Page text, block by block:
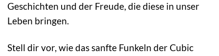
Geschichten und der Freude, die diese in unser
Leben bringen.
Stell dir vor, wie das sanfte Funkeln der Cubic